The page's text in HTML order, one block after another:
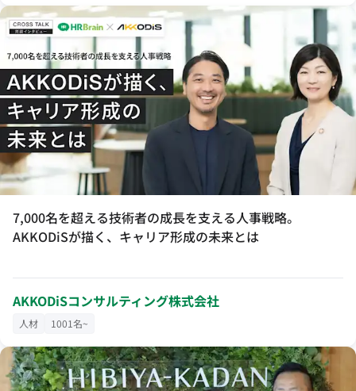
7,000名を超える技術者の成長を支える人事戦略。
AKKODiSが描く、キャリア形成の未来とは
AKKODiSコンサルティング株式会社
人材 1001名~